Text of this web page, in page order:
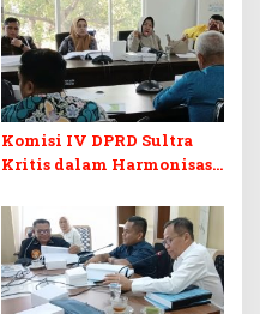
Komisi IV DPRD Sultra
Kritis dalam Harmonisasi
Perubahan APBD 2026